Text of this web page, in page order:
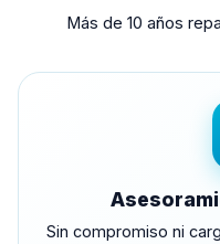
Más de 10 años
Sin compromiso ni